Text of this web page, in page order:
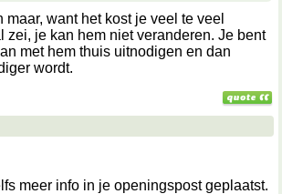
maar, want het kost je veel te veel
zei, je kan hem niet veranderen. Je bent
met hem thuis uitnodigen en dan
wordt.
meer info in je openingspost geplaatst.